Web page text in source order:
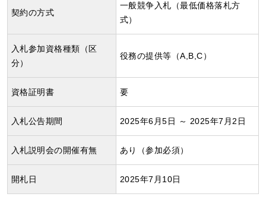
契約の方式
一般競争入札（最低価格落札方
式）
入札参加資格種類（区
分）
役務の提供等（A,B,C）
資格証明書 要
入札公告期間 2025年6月5日 ～ 2025年7月2日
入札説明会の開催有無 あり（参加必須）
開札日 2025年7月10日